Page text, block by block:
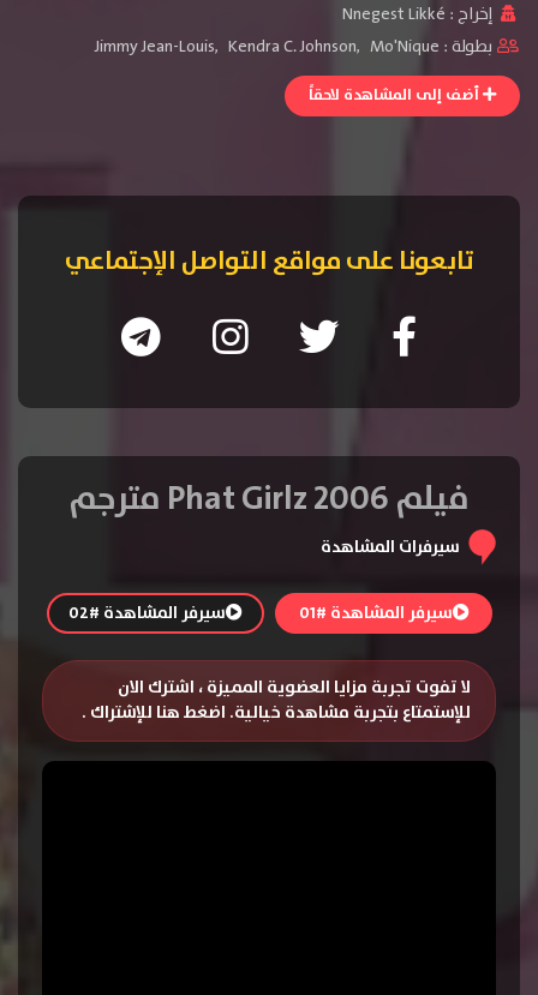
إخراج : Nnegest Likké
بطولة :
Jimmy Jean-Louis, Kendra C. Johnson, Mo'Nique
أضف إلى المشاهدة لاحقاً
تابعونا على مواقع التواصل الإجتماعي
فيلم Phat Girlz 2006 مترجم
سيرفرات المشاهدة
سيرفر المشاهدة #01 سيرفر المشاهدة #02
لا تفوت تجربة مزايا العضوية المميزة ، اشترك الان
للإستمتاع بتجربة مشاهدة خيالية. اضغط هنا للإشتراك .